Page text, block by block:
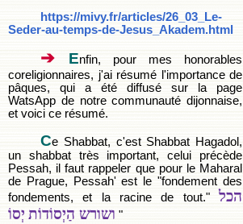
https://mivy.fr/articles/26_03_Le-
Seder-au-temps-de-Jesus_Akadem.html
➔ Enfin, pour mes honorables
coreligionnaires, j'ai résumé l'importance de
pâques, qui a été diffusé sur la page
WatsApp de notre communauté dijonnaise,
et voici ce résumé.
Ce Shabbat, c'est Shabbat Hagadol,
un shabbat très important, celui précède
Pessah, il faut rappeler que pour le Maharal
de Prague, Pessah' est le "fondement des
fondements, et la racine de tout." הכל
ושורש הַיְסוֹדוֹת יְסוֹ "